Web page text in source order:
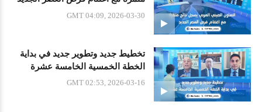
GMT 04:09, 2026-03-30
تخطيط جديد وتطوير جديد في بداية
الخطة الخمسية الخامسة عشرة
GMT 02:53, 2026-03-16